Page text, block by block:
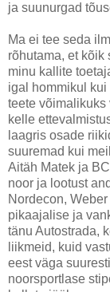
ja suunurgad
Ma ei tee seda
rõhutama, et
minu kallite
igal hommikul
teete võimalikuks
kelle
laagris osade
suuremad kui
Aitäh Matek ja
noor ja lootust
Nordecon,
pikaajalise ja
tänu Autostrada,
liikmeid, kuid
eest väga
noorsportlase